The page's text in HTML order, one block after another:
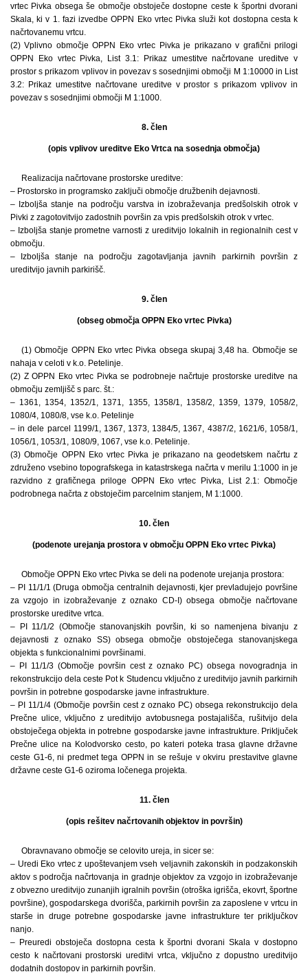
vrtec Pivka obsega še območje obstoječe dostopne ceste k športni dvorani
Skala, ki v 1. fazi izvedbe OPPN Eko vrtec Pivka služi kot dostopna cesta k
načrtovanemu vrtcu.
(2) Vplivno območje OPPN Eko vrtec Pivka je prikazano v grafični prilogi
OPPN Eko vrtec Pivka, List 3.1: Prikaz umestitve načrtovane ureditve v
prostor s prikazom vplivov in povezav s sosednjimi območji M 1:10000 in List
3.2: Prikaz umestitve načrtovane ureditve v prostor s prikazom vplivov in
povezav s sosednjimi območji M 1:1000.
8. člen
(opis vplivov ureditve Eko Vrtca na sosednja območja)
Realizacija načrtovane prostorske ureditve:
– Prostorsko in programsko zaključi območje družbenih dejavnosti.
– Izboljša stanje na področju varstva in izobraževanja predšolskih otrok v
Pivki z zagotovitvijo zadostnih površin za vpis predšolskih otrok v vrtec.
– Izboljša stanje prometne varnosti z ureditvijo lokalnih in regionalnih cest v
območju.
– Izboljša stanje na področju zagotavljanja javnih parkirnih površin z
ureditvijo javnih parkirišč.
9. člen
(obseg območja OPPN Eko vrtec Pivka)
(1) Območje OPPN Eko vrtec Pivka obsega skupaj 3,48 ha. Območje se
nahaja v celoti v k.o. Petelinje.
(2) Z OPPN Eko vrtec Pivka se podrobneje načrtuje prostorske ureditve na
območju zemljišč s parc. št.:
– 1361, 1354, 1352/1, 1371, 1355, 1358/1, 1358/2, 1359, 1379, 1058/2,
1080/4, 1080/8, vse k.o. Petelinje
– in dele parcel 1199/1, 1367, 1373, 1384/5, 1367, 4387/2, 1621/6, 1058/1,
1056/1, 1053/1, 1080/9, 1067, vse k.o. Petelinje.
(3) Območje OPPN Eko vrtec Pivka je prikazano na geodetskem načrtu z
združeno vsebino topografskega in katastrskega načrta v merilu 1:1000 in je
razvidno z grafičnega priloge OPPN Eko vrtec Pivka, List 2.1: Območje
podrobnega načrta z obstoječim parcelnim stanjem, M 1:1000.
10. člen
(podenote urejanja prostora v območju OPPN Eko vrtec Pivka)
Območje OPPN Eko vrtec Pivka se deli na podenote urejanja prostora:
– PI 11/1/1 (Druga območja centralnih dejavnosti, kjer prevladujejo površine
za vzgojo in izobraževanje z oznako CD-I) obsega območje načrtovane
prostorske ureditve vrtca.
– PI 11/1/2 (Območje stanovanjskih površin, ki so namenjena bivanju z
dejavnosti z oznako SS) obsega območje obstoječega stanovanjskega
objekta s funkcionalnimi površinami.
– PI 11/1/3 (Območje površin cest z oznako PC) obsega novogradnja in
rekonstrukcijo dela ceste Pot k Studencu vključno z ureditvijo javnih parkirnih
površin in potrebne gospodarske javne infrastrukture.
– PI 11/1/4 (Območje površin cest z oznako PC) obsega rekonstrukcijo dela
Prečne ulice, vključno z ureditvijo avtobusnega postajališča, rušitvijo dela
obstoječega objekta in potrebne gospodarske javne infrastrukture. Priključek
Prečne ulice na Kolodvorsko cesto, po kateri poteka trasa glavne državne
ceste G1-6, ni predmet tega OPPN in se rešuje v okviru prestavitve glavne
državne ceste G1-6 oziroma ločenega projekta.
11. člen
(opis rešitev načrtovanih objektov in površin)
Obravnavano območje se celovito ureja, in sicer se:
– Uredi Eko vrtec z upoštevanjem vseh veljavnih zakonskih in podzakonskih
aktov s področja načrtovanja in gradnje objektov za vzgojo in izobraževanje
z obvezno ureditvijo zunanjih igralnih površin (otroška igrišča, ekovrt, športne
površine), gospodarskega dvorišča, parkirnih površin za zaposlene v vrtcu in
starše in druge potrebne gospodarske javne infrastrukture ter priključkov
nanjo.
– Preuredi obstoječa dostopna cesta k športni dvorani Skala v dostopno
cesto k načrtovani prostorski ureditvi vrtca, vključno z dopustno ureditvijo
dodatnih dostopov in parkirnih površin.